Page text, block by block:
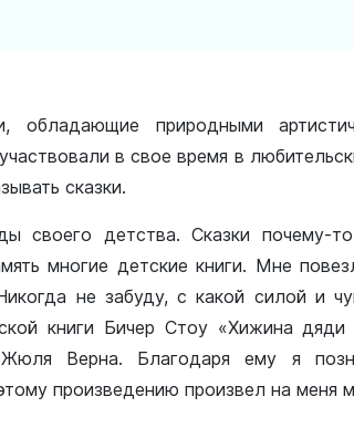
обладающие природными
в свое время в
сказки.
своего детства. Сказки почему-
многие детские книги. Мне
не забуду, с какой силой и
книги Бичер Стоу «Хижина
Жюля Верна. Благодаря ему я
произведению произвел на меня